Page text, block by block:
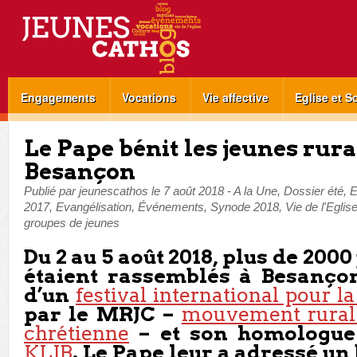
Engagements Vocations Vie affective Eglise et
Le Pape bénit les jeunes
Besançon
Publié parjeunescathos le 7 août 2018-A la Une, Dossier été,
2017, Evangélisation, Événements, Synode 2018, Vie de l'Eglise
groupes de jeunes
Du 2 au 5 août 2018, plus de
étaient rassemblés à
d’un festival international pour
par le MRJC – mouvement
chrétienne – et son
KLJB. Le Pape leur a adressé un